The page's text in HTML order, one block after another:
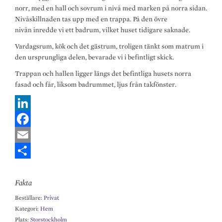
norr, med en hall och sovrum i nivå med marken på norra sidan.
Nivåskillnaden tas upp med en trappa. På den övre
nivån inredde vi ett badrum, vilket huset tidigare saknade.
Vardagsrum, kök och det gästrum, troligen tänkt som matrum i
den ursprungliga delen, bevarade vi i befintligt skick.
Trappan och hallen ligger längs det befintliga husets norra
fasad och får, liksom badrummet, ljus från takfönster.
L
n
e
d
F
a
e
b
E
a
i
h
a
Fakta
Beställare: Privat
Kategori: Hem
Plats: Storstockholm